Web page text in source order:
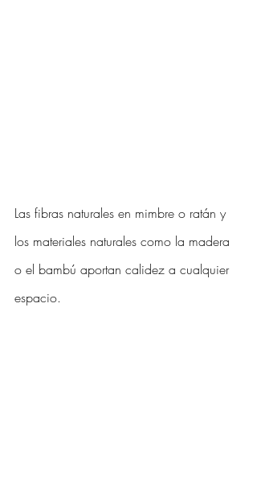
Las fibras naturales en mimbre o ratán y
los materiales naturales como la madera
o el bambú aportan calidez a cualquier
espacio.